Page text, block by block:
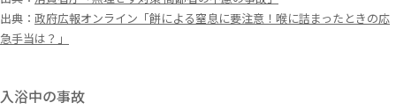
出典： 政府広報オンライン「餅による窒息に要注意！喉に詰まったときの応
急手当は？」
入浴中の事故